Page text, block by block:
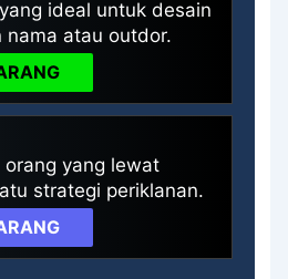
ideal untuk desain
nama atau outdor.
yang lewat
strategi periklanan.